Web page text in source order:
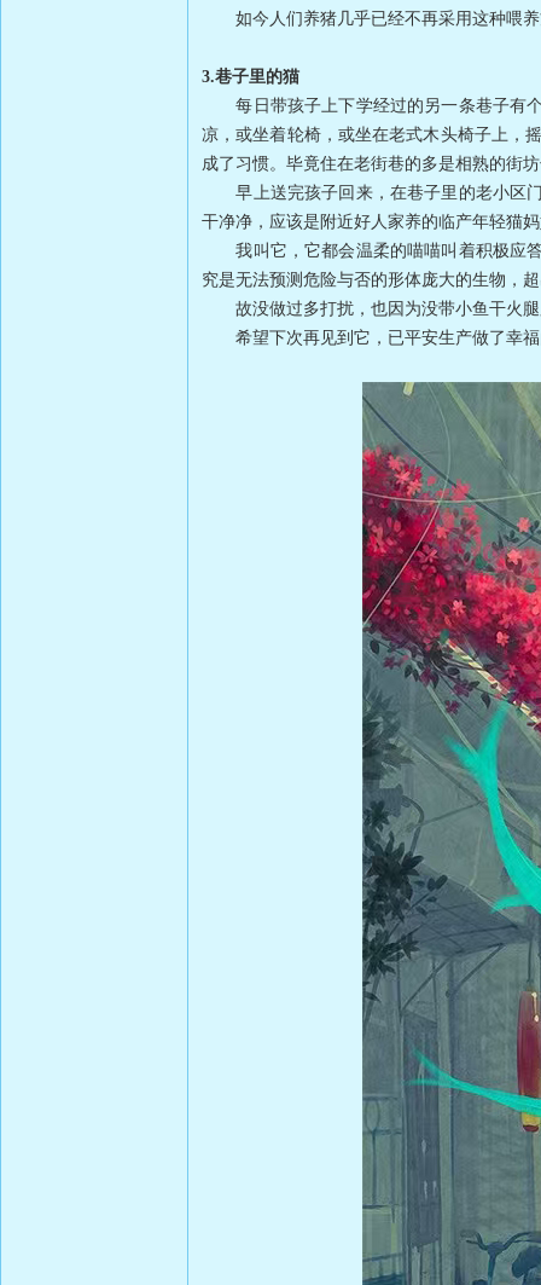
如今人们养猪几乎已经不再采用这种喂养
3.巷子里的猫
每日带孩子上下学经过的另一条巷子有个
凉，或坐着轮椅，或坐在老式木头椅子上，
成了习惯。毕竟住在老街巷的多是相熟的街
早上送完孩子回来，在巷子里的老小区门
干净净，应该是附近好人家养的临产年轻猫
我叫它，它都会温柔的喵喵叫着积极应答
究是无法预测危险与否的形体庞大的生物，
故没做过多打扰，也因为没带小鱼干火腿
希望下次再见到它，已平安生产做了幸福